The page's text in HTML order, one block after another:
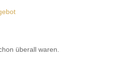
überall waren.